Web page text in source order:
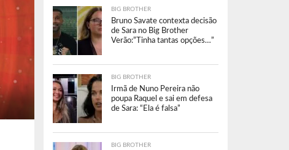
BIG BROTHER
Bruno Savate contexta decisão
de Sara no Big Brother
Verão:”Tinha tantas opções…”
BIG BROTHER
Irmã de Nuno Pereira não
poupa Raquel e sai em defesa
de Sara: “Ela é falsa”
BIG BROTHER